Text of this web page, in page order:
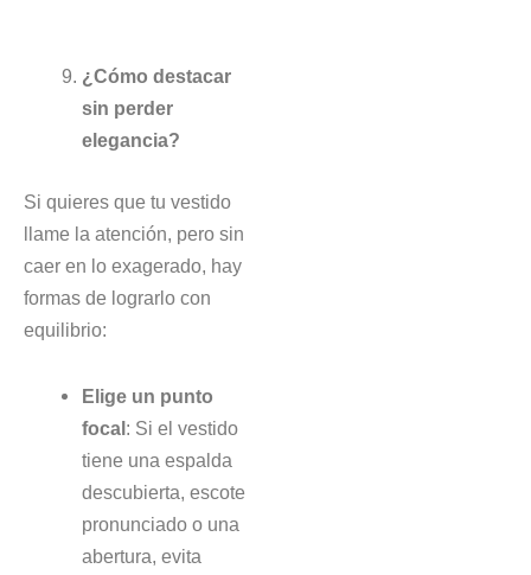
¿Cómo destacar
sin perder
elegancia?
Si quieres que tu vestido
llame la atención, pero sin
caer en lo exagerado, hay
formas de lograrlo con
equilibrio:
Elige un punto
focal: Si el vestido
tiene una espalda
descubierta, escote
pronunciado o una
abertura, evita